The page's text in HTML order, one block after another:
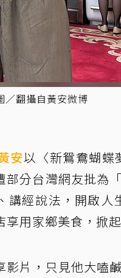
／翻攝自黃安微博
安以〈新鴛鴦蝴蝶
部分台灣網友批為
講經說法，開啟人
享用家鄉美食，掀
影片，只見他大嗑